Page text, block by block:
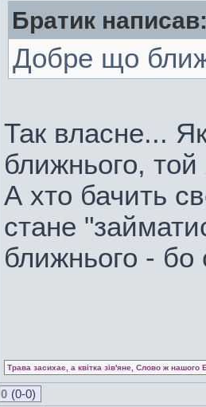
Братик
Добре що
Так власне...
ближнього,
А хто бачить
стане
ближнього -
Трава засихає, а квітка зів'яне, Слово ж нашого
0 (0-0)